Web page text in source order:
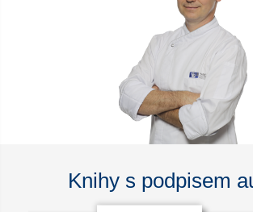
Knihy s podpisem